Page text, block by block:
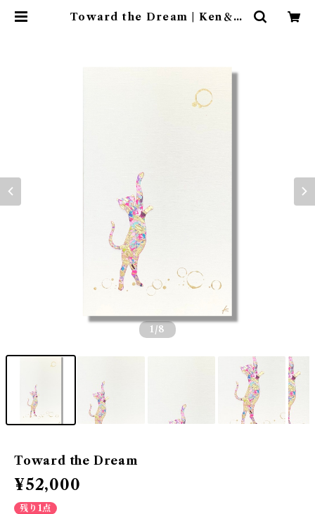
Toward the Dream | Ken＆M
1 /8
Toward the Dream
¥52,000
残り1点